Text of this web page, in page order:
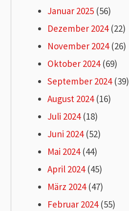
Januar 2025 (56)
Dezember 2024(22)
November 2024(26)
Oktober 2024(69)
September 2024(39)
August 2024(16)
Juli 2024(18)
Juni 2024(52)
Mai 2024(44)
April 2024(45)
März 2024(47)
Februar 2024(55)